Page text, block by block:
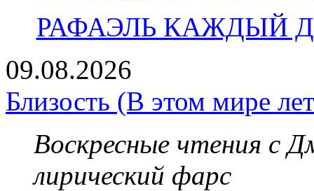
РАФАЭЛЬ КАЖДЫЙ
09.08.2026
Близость (В этом мире
Воскресные чтения с
лирический фарс